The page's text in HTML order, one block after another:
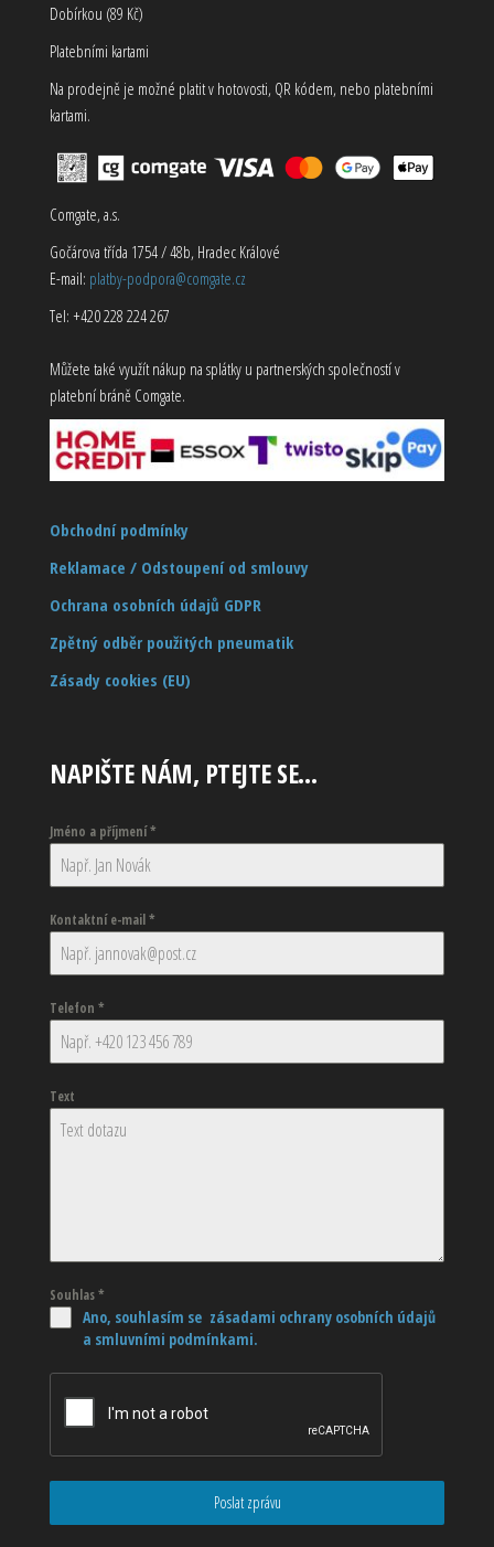
Dobírkou (89 Kč)
Platebními kartami
Na prodejně je možné platit v hotovosti, QR kódem, nebo platebními
kartami.
Comgate, a.s.
Gočárova třída 1754 / 48b, Hradec Králové
E-mail: platby-podpora@comgate.cz
Tel: +420 228 224 267
Můžete také využít nákup na splátky u partnerských společností v
platební bráně Comgate.
Obchodní podmínky
Reklamace / Odstoupení od smlouvy
Ochrana osobních údajů GDPR
Zpětný odběr použitých pneumatik
Zásady cookies (EU)
NAPIŠTE NÁM, PTEJTE SE…
Jméno a příjmení*
Kontaktní e-mail*
Telefon *
Text
Souhlas*
Ano, souhlasím se zásadami ochrany osobních údajů
a smluvními podmínkami.
Poslat zprávu